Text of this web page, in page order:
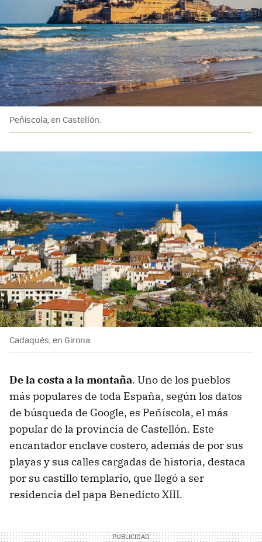
Peñíscola, en Castellón.
Cadaqués, en Girona.
De la costa a la montaña. Uno de los pueblos
más populares de toda España, según los datos
de búsqueda de Google, es Peñíscola, el más
popular de la provincia de Castellón. Este
encantador enclave costero, además de por sus
playas y sus calles cargadas de historia, destaca
por su castillo templario, que llegó a ser
residencia del papa Benedicto XIII.